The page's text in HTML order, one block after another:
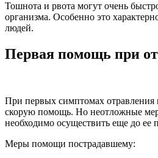
Тошнота и рвота могут очень
организма. Особенно это
людей.
Первая помощь при
При первых симптомах отравления
скорую помощь. Но неотложные
необходимо осуществить еще до ее
Меры помощи пострадавшему: